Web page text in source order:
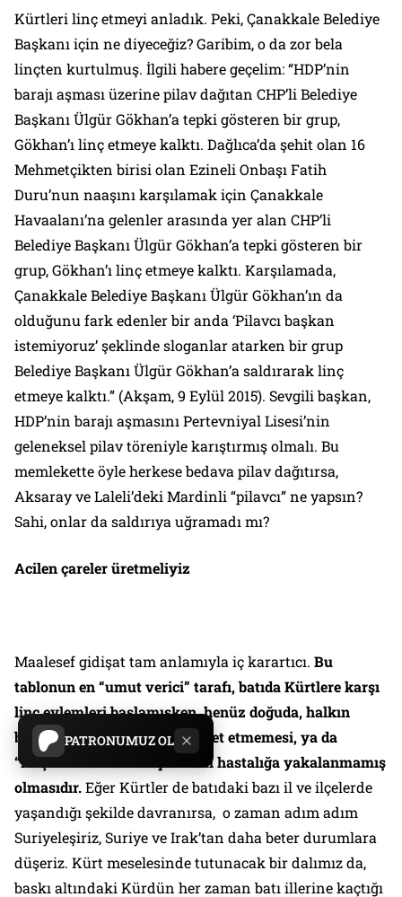
PATRONUMUZ OL
Kürtleri linç etmeyi anladık. Peki, Çanakkale Belediye
Başkanı için ne diyeceğiz? Garibim, o da zor bela
linçten kurtulmuş. İlgili habere geçelim: “HDP’nin
barajı aşması üzerine pilav dağıtan CHP’li Belediye
Başkanı Ülgür Gökhan’a tepki gösteren bir grup,
Gökhan’ı linç etmeye kalktı. Dağlıca’da şehit olan 16
Mehmetçikten birisi olan Ezineli Onbaşı Fatih
Duru’nun naaşını karşılamak için Çanakkale
Havaalanı’na gelenler arasında yer alan CHP’li
Belediye Başkanı Ülgür Gökhan’a tepki gösteren bir
grup, Gökhan’ı linç etmeye kalktı. Karşılamada,
Çanakkale Belediye Başkanı Ülgür Gökhan’ın da
olduğunu fark edenler bir anda ‘Pilavcı başkan
istemiyoruz’ şeklinde sloganlar atarken bir grup
Belediye Başkanı Ülgür Gökhan’a saldırarak linç
etmeye kalktı.” (Akşam, 9 Eylül 2015). Sevgili başkan,
HDP’nin barajı aşmasını Pertevniyal Lisesi’nin
geleneksel pilav töreniyle karıştırmış olmalı. Bu
memlekette öyle herkese bedava pilav dağıtırsa,
Aksaray ve Laleli’deki Mardinli “pilavcı” ne yapsın?
Sahi, onlar da saldırıya uğramadı mı?
Acilen çareler üretmeliyiz
Maalesef gidişat tam anlamıyla iç karartıcı. Bu
tablonun en “umut verici” tarafı, batıda Kürtlere karşı
linç eylemleri başlamışken, henüz doğuda, halkın
böyle sapıkça eylemlere rağbet etmemesi, ya da
“ırkçılık” denilen o toplumsal hastalığa yakalanmamış
olmasıdır.Eğer Kürtler de batıdaki bazı il ve ilçelerde
yaşandığı şekilde davranırsa, o zaman adım adım
Suriyeleşiriz, Suriye ve Irak’tan daha beter durumlara
düşeriz. Kürt meselesinde tutunacak bir dalımız da,
baskı altındaki Kürdün her zaman batı illerine kaçtığı